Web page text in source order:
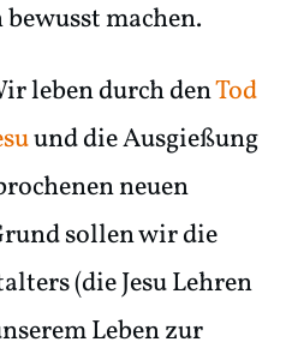
machen.
leben durch denTod
und die Ausgießung
neuen
sollen wir die
(die Jesu Lehren
Leben zur